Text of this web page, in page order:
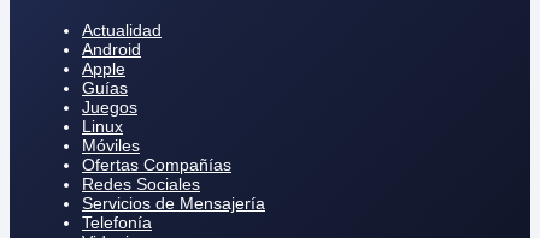
Actualidad
Android
Apple
Guías
Juegos
Linux
Móviles
Ofertas Compañías
Redes Sociales
Servicios de Mensajería
Telefonía